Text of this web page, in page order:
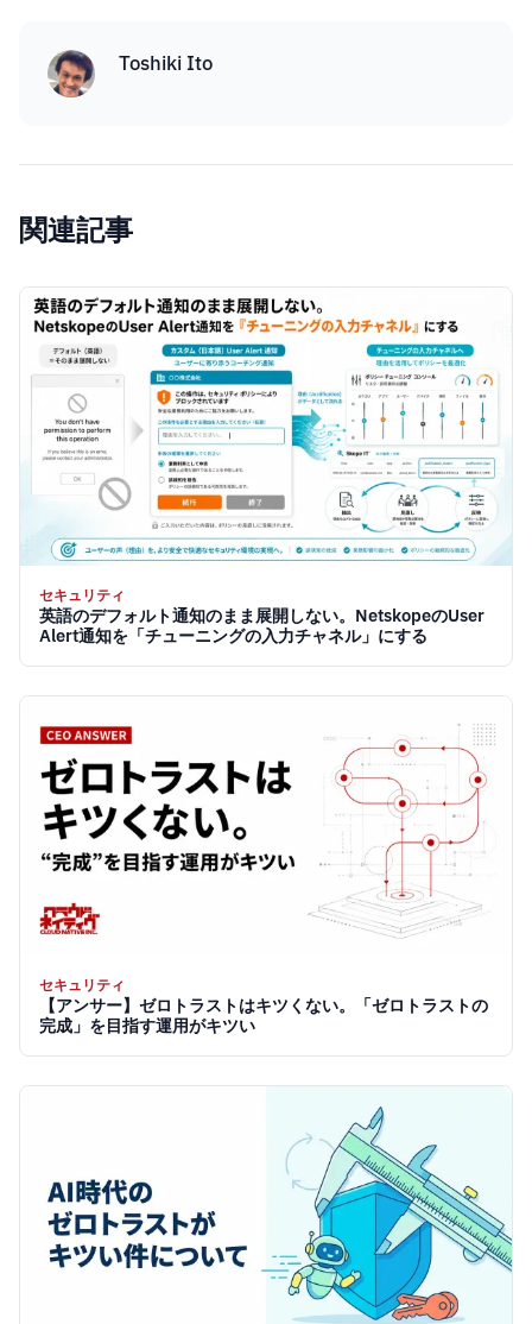
Toshiki Ito
関連記事
セキュリティ
英語のデフォルト通知のまま展開しない。NetskopeのUser
Alert通知を「チューニングの入力チャネル」にする
セキュリティ
【アンサー】ゼロトラストはキツくない。「ゼロトラストの
完成」を目指す運用がキツい